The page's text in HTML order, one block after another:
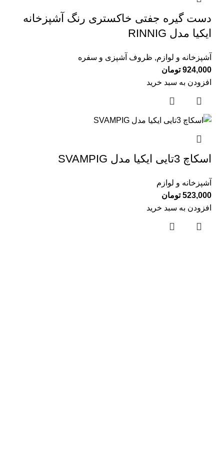
دست گیره جفتی خاكستری رنگ آشپزخانه
ایكیا مدل RINNIG
آشپزخانه و لوازم, ظروف آشپزی و سفره
924,000 تومان
افزودن به سبد خرید
اسكاچ 3تايی ايكيا مدل SVAMPIG
آشپزخانه و لوازم
523,000 تومان
افزودن به سبد خرید